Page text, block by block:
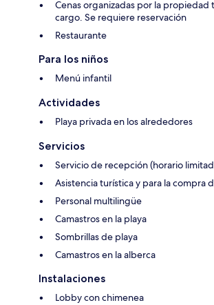
Cenas organizadas por la propiedad
cargo. Se requiere reservación
Restaurante
Para los niños
Menú infantil
Actividades
Playa privada en los alrededores
Servicios
Servicio de recepción (horario
Asistencia turística y para la compra
Personal multilingüe
Camastros en la playa
Sombrillas de playa
Camastros en la alberca
Instalaciones
Lobby con chimenea